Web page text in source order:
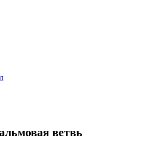
ветвь